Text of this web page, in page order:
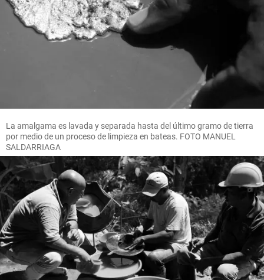
La amalgama es lavada y separada hasta del último gramo de tierra
por medio de un proceso de limpieza en bateas. FOTO MANUEL
SALDARRIAGA